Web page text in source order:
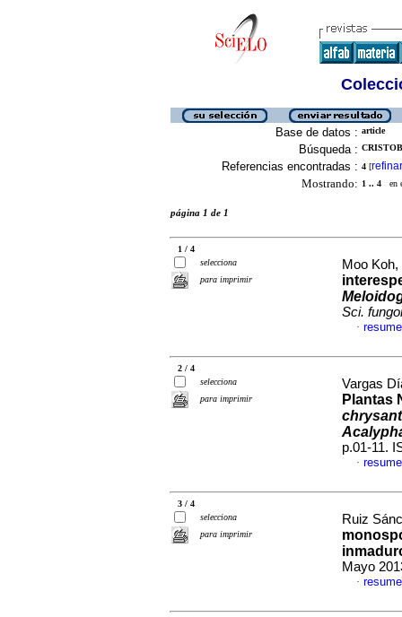
Base de datos : article
Búsqueda :
Referencias encontradas : 4 [refinar
Mostrando: 1 .. 4 en
página 1 de 1
1 / 4
selecciona
para imprimir
Moo
Sci.
·
2 / 4
selecciona
para imprimir
Vargas
Plantas
p.01-11.
·
3 / 4
selecciona
para imprimir
Ruiz
Mayo
·